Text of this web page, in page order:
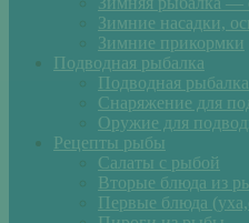
Зимние насадки,
Зимние прикормки
Подводная рыбалка
Подводная
Снаряжение для
Оружие для
Рецепты рыбы
Салаты с рыбой
Вторые блюда из
Первые блюда